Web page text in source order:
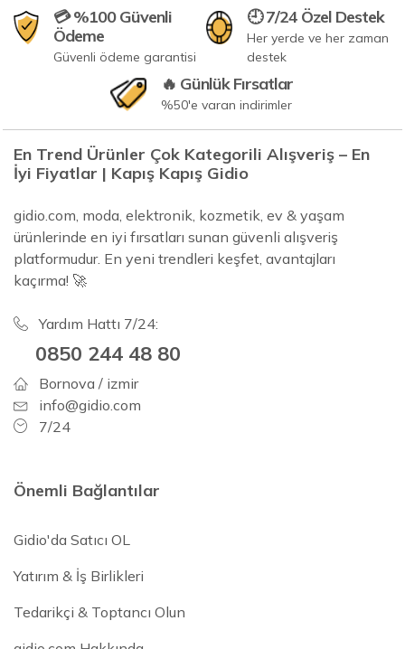
💳 %100 Güvenli
Ödeme
Güvenli ödeme garantisi
🕘 7/24 Özel Destek
Her yerde ve her zaman
destek
🔥 Günlük Fırsatlar
%50'e varan indirimler
En Trend Ürünler Çok Kategorili Alışveriş – En
İyi Fiyatlar | Kapış Kapış Gidio
gidio.com, moda, elektronik, kozmetik, ev & yaşam
ürünlerinde en iyi fırsatları sunan güvenli alışveriş
platformudur. En yeni trendleri keşfet, avantajları
kaçırma! 🚀
Yardım Hattı 7/24:
0850 244 48 80
Bornova / izmir
info@gidio.com
7/24
Önemli Bağlantılar
Gidio'da Satıcı OL
Yatırım & İş Birlikleri
Tedarikçi & Toptancı Olun